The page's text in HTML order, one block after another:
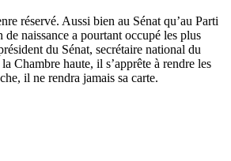
réservé. Aussi bien au Sénat qu’au Parti
de naissance a pourtant occupé les plus
du Sénat, secrétaire national du
Chambre haute, il s’apprête à rendre les
il ne rendra jamais sa carte.